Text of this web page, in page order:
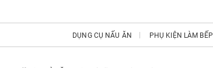
DỤNG CỤ NẤU ĂN PHỤ KIỆN LÀM BẾP